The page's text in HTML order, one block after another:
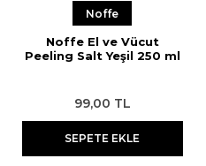
Noffe
Noffe El ve Vücut
Peeling Salt Yeşil 250 ml
99,00 TL
SEPETE EKLE